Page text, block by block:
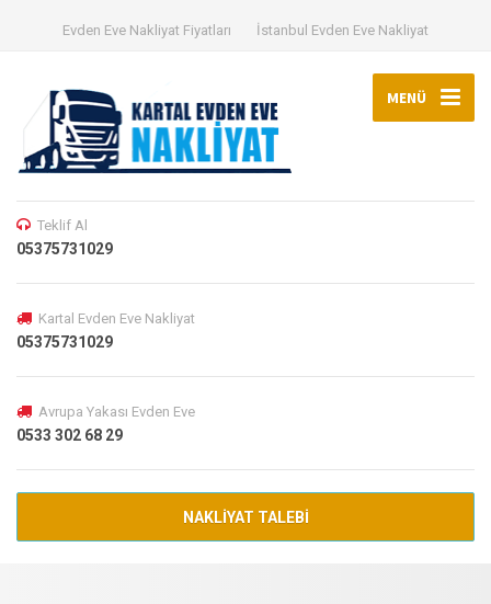
Evden Eve Nakliyat Fiyatları İstanbul Evden Eve Nakliyat
MENÜ
Teklif Al
05375731029
Kartal Evden Eve Nakliyat
05375731029
Avrupa Yakası Evden Eve
0533 302 68 29
NAKLİYAT TALEBİ